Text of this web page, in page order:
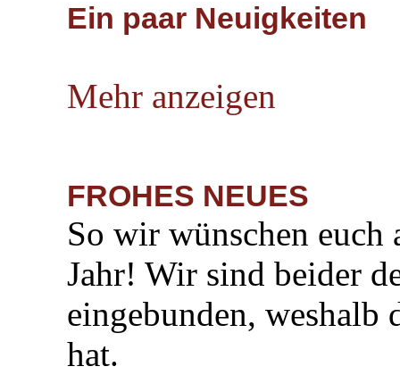
Ein paar Neuigkeiten
Mehr anzeigen
FROHES NEUES
So wir wünschen euch
Jahr! Wir sind beider
eingebunden, weshalb
hat.